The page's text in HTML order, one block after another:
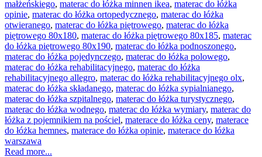
małżeńskiego, materac do łóżka minnen ikea, materac do łóżka
opinie, materac do łóżka ortopedycznego, materac do łóżka
otwieranego, materac do łóżka piętrowego, materac do łóżka
piętrowego 80x180, materac do łóżka piętrowego 80x185, materac
do łóżka piętrowego 80x190, materac do łóżka podnoszonego,
materac do łóżka pojedynczego, materac do łóżka polowego,
materac do łóżka rehabilitacyjnego, materac do łóżka
rehabilitacyjnego allegro, materac do łóżka rehabilitacyjnego olx,
materac do łóżka składanego, materac do łóżka sypialnianego,
materac do łóżka szpitalnego, materac do łóżka turystycznego,
materac do łóżka wodnego, materac do łóżka wymiary, materac do
łóżka z pojemnikiem na pościel, materace do łóżka ceny, materace
do łóżka hemnes, materace do łóżka opinie, materace do łóżka
warszawa
Read more...